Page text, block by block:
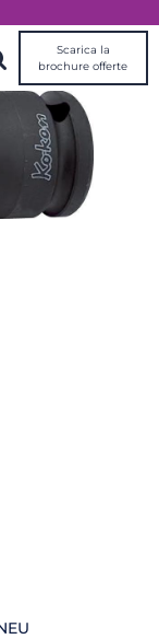
Scarica la
brochure offerte